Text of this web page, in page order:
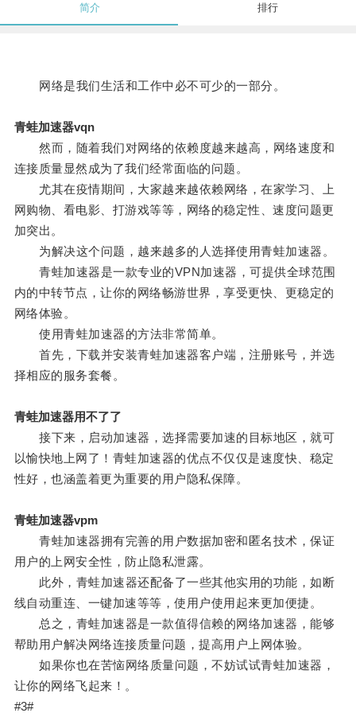
简介 排行
网络是我们生活和工作中必不可少的一部分。
青蛙加速器vqn
然而，随着我们对网络的依赖度越来越高，网络速度和
连接质量显然成为了我们经常面临的问题。
尤其在疫情期间，大家越来越依赖网络，在家学习、上
网购物、看电影、打游戏等等，网络的稳定性、速度问题更
加突出。
为解决这个问题，越来越多的人选择使用青蛙加速器。
青蛙加速器是一款专业的VPN加速器，可提供全球范围
内的中转节点，让你的网络畅游世界，享受更快、更稳定的
网络体验。
使用青蛙加速器的方法非常简单。
首先，下载并安装青蛙加速器客户端，注册账号，并选
择相应的服务套餐。
青蛙加速器用不了了
接下来，启动加速器，选择需要加速的目标地区，就可
以愉快地上网了！青蛙加速器的优点不仅仅是速度快、稳定
性好，也涵盖着更为重要的用户隐私保障。
青蛙加速器vpm
青蛙加速器拥有完善的用户数据加密和匿名技术，保证
用户的上网安全性，防止隐私泄露。
此外，青蛙加速器还配备了一些其他实用的功能，如断
线自动重连、一键加速等等，使用户使用起来更加便捷。
总之，青蛙加速器是一款值得信赖的网络加速器，能够
帮助用户解决网络连接质量问题，提高用户上网体验。
如果你也在苦恼网络质量问题，不妨试试青蛙加速器，
让你的网络飞起来！。
#3#